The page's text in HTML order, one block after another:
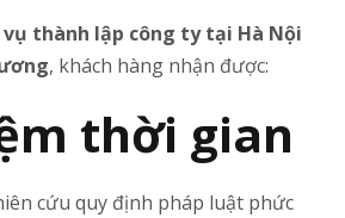
vụ thành lập công ty tại Hà Nội
, khách hàng nhận được:
thời gian
cứu quy định pháp luật phức